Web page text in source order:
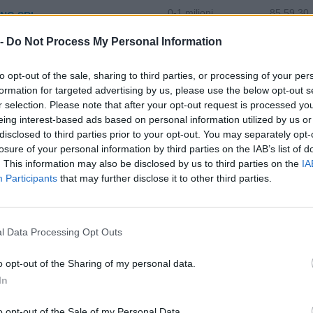
Do Not Process My Personal Information
opt-out of the sale, sharing to third parties, or processing of your
for targeted advertising by us, please use the below opt-out
selection. Please note that after your opt-out request is processed
interest-based ads based on personal information utilized by us
to third parties prior to your opt-out. You may separately
of your personal information by third parties on the IAB’s list of
This information may also be disclosed by us to third parties on the
Participants that may further disclose it to other third parties.
Data Processing Opt Outs
opt-out of the Sharing of my personal data.
SRL 0-1 milioni 85.59.30
SOCIETA' A
FISH - SOCIETA' A
LIMITATA
1-2 milioni 47.23.00
STYLE S.R.L. 0-1 milioni
LIMITATA
0-1 milioni 95.22.02
S.R.L.